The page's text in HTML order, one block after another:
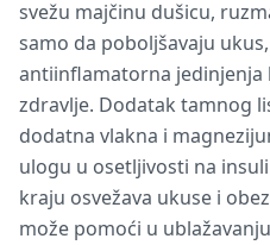
svežu majčinu dušicu,
samo da poboljšavaju
antiinflamatorna jedinjenja
zdravlje. Dodatak tamnog
dodatna vlakna i
ulogu u osetljivosti na
kraju osvežava ukuse i
može pomoći u